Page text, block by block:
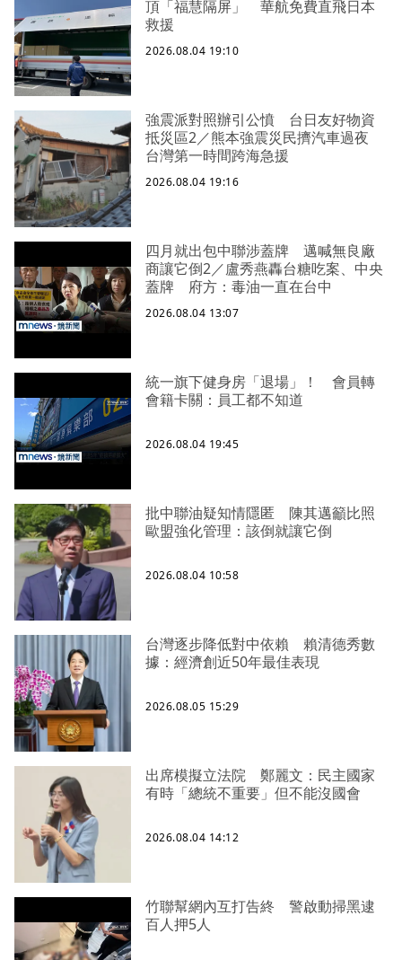
頂「福慧隔屏」 華航免費直飛日本
救援
2026.08.04 19:10
強震派對照辦引公憤 台日友好物資
抵災區2／熊本強震災民擠汽車過夜
台灣第一時間跨海急援
2026.08.04 19:16
四月就出包中聯涉蓋牌 邁喊無良廠
商讓它倒2／盧秀燕轟台糖吃案、中央
蓋牌 府方：毒油一直在台中
2026.08.04 13:07
統一旗下健身房「退場」！ 會員轉
會籍卡關：員工都不知道
2026.08.04 19:45
批中聯油疑知情隱匿 陳其邁籲比照
歐盟強化管理：該倒就讓它倒
2026.08.04 10:58
台灣逐步降低對中依賴 賴清德秀數
據：經濟創近50年最佳表現
2026.08.05 15:29
出席模擬立法院 鄭麗文：民主國家
有時「總統不重要」但不能沒國會
2026.08.04 14:12
竹聯幫網內互打告終 警啟動掃黑逮
百人押5人